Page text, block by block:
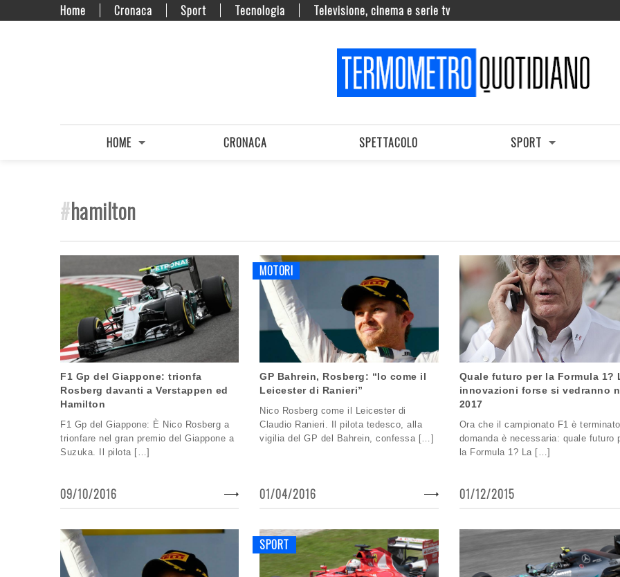
Home Cronaca Sport Tecnologia Televisione, cinema e serie tv
HOME CRONACA SPETTACOLO SPORT
#hamilton
F1 Gp del Giappone: trionfa
Rosberg davanti a Verstappen ed
Hamilton
F1 Gp del Giappone: È Nico Rosberg a
trionfare nel gran premio del Giappone a
Suzuka. Il pilota […]
09/10/2016
MOTORI
GP Bahrein, Rosberg: “Io come il
Leicester di Ranieri”
Nico Rosberg come il Leicester di
Claudio Ranieri. Il pilota tedesco, alla
vigilia del GP del Bahrein, confessa […]
01/04/2016
Quale futuro per la Formula 1?
innovazioni forse si vedranno
2017
Ora che il campionato F1 è
domanda è necessaria: quale futuro
la Formula 1? La […]
01/12/2015
SPORT